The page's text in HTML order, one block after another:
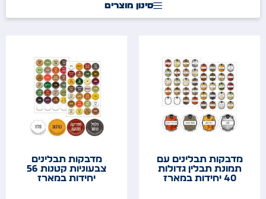
סינון מוצרים
מדבקות תבלינים עם
תמונת תבלין גדולות
40 יחידות במארז
מדבקות תבלינים
צבעוניות קטנות 56
יחידות במארז